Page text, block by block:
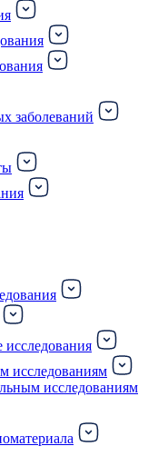
заболеваний
исследования
исследованиям
исследованиям